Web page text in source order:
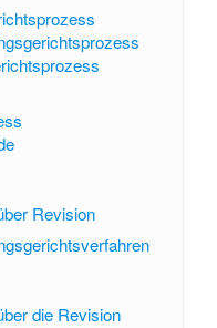
Revision
die Revision